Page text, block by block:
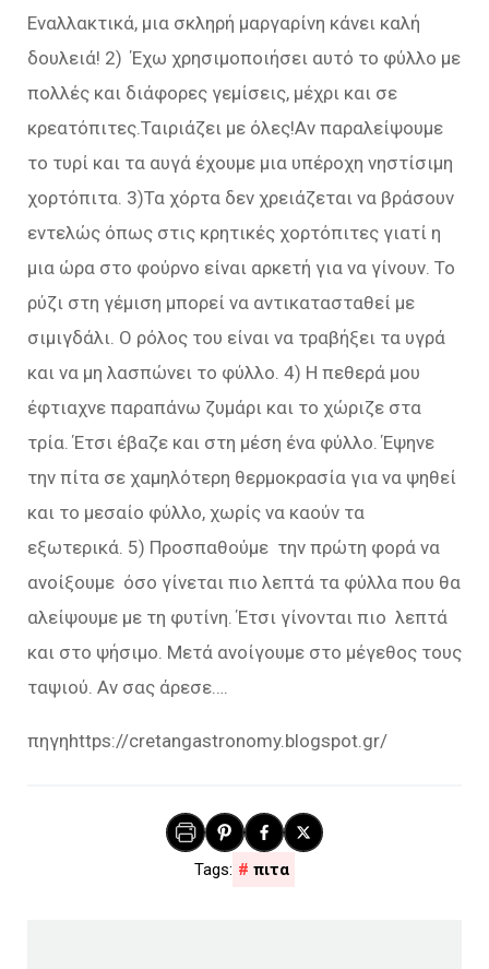
Εναλλακτικά, μια σκληρή μαργαρίνη κάνει καλή
δουλειά! 2) Έχω χρησιμοποιήσει αυτό το φύλλο με
πολλές και διάφορες γεμίσεις, μέχρι και σε
κρεατόπιτες.Ταιριάζει με όλες!Αν παραλείψουμε
το τυρί και τα αυγά έχουμε μια υπέροχη νηστίσιμη
χορτόπιτα. 3)Τα χόρτα δεν χρειάζεται να βράσουν
εντελώς όπως στις κρητικές χορτόπιτες γιατί η
μια ώρα στο φούρνο είναι αρκετή για να γίνουν. Το
ρύζι στη γέμιση μπορεί να αντικατασταθεί με
σιμιγδάλι. Ο ρόλος του είναι να τραβήξει τα υγρά
και να μη λασπώνει το φύλλο. 4) Η πεθερά μου
έφτιαχνε παραπάνω ζυμάρι και το χώριζε στα
τρία. Έτσι έβαζε και στη μέση ένα φύλλο. Έψηνε
την πίτα σε χαμηλότερη θερμοκρασία για να ψηθεί
και το μεσαίο φύλλο, χωρίς να καούν τα
εξωτερικά. 5) Προσπαθούμε την πρώτη φορά να
ανοίξουμε όσο γίνεται πιο λεπτά τα φύλλα που θα
αλείψουμε με τη φυτίνη. Έτσι γίνονται πιο λεπτά
και στο ψήσιμο. Μετά ανοίγουμε στο μέγεθος τους
ταψιού. Αν σας άρεσε….
πηγηhttps://cretangastronomy.blogspot.gr/
πιτα